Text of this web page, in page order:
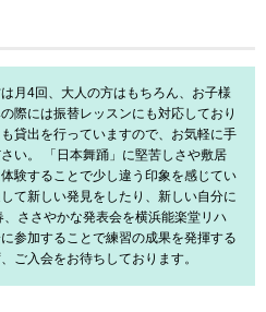
月4回、大人の方はもちろん、お子様
際には振替レッスンにも対応しており
貸出を行っていますので、お気軽に手
い。 「日本舞踊」に堅苦しさや敷居
験することで少し違う印象を感じてい
て新しい発見をしたり、新しい自分に
ささやかな発表会を横浜能楽堂リハ
参加することで練習の成果を発揮する
ご入会をお待ちしております。